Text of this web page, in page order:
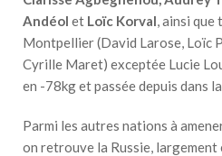
Andéol et Loïc Korval, ainsi que
Montpellier (David Larose, Loïc
Cyrille Maret) exceptée Lucie
en -78kg et passée depuis dans
Parmi les autres nations à
on retrouve la Russie, largement